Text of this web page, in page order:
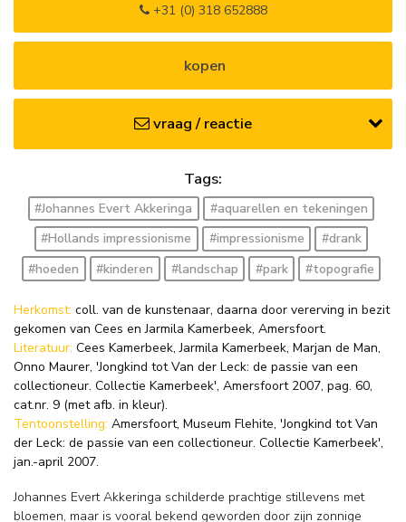
+31 (0) 318 652888
kopen
vraag / reactie
Tags:
#Johannes Evert Akkeringa
#aquarellen en tekeningen
#Hollands impressionisme
#impressionisme
#drank
#hoeden
#kinderen #landschap #park #topografie
Herkomst: coll. van de kunstenaar, daarna door vererving in bezit
gekomen van Cees en Jarmila Kamerbeek, Amersfoort.
Literatuur: Cees Kamerbeek, Jarmila Kamerbeek, Marjan de Man,
Onno Maurer, 'Jongkind tot Van der Leck: de passie van een
collectioneur. Collectie Kamerbeek', Amersfoort 2007, pag. 60,
cat.nr. 9 (met afb. in kleur).
Tentoonstelling: Amersfoort, Museum Flehite, 'Jongkind tot Van
der Leck: de passie van een collectioneur. Collectie Kamerbeek',
jan.-april 2007.
Johannes Evert Akkeringa schilderde prachtige stillevens met
bloemen, maar is vooral bekend geworden door zijn zonnige